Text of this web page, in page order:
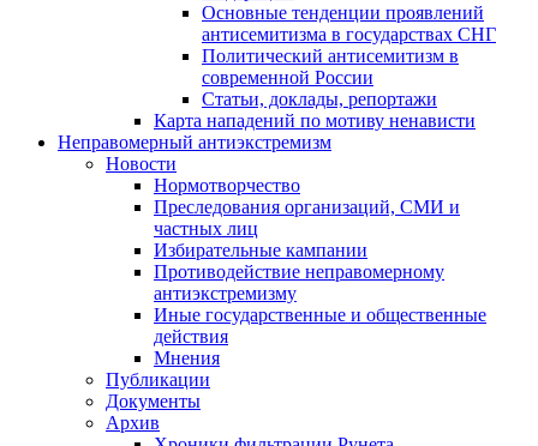
Основные тенденции проявлений
антисемитизма в государствах СНГ
Политический антисемитизм в
современной России
Статьи, доклады, репортажи
Карта нападений по мотиву ненависти
Неправомерный антиэкстремизм
Новости
Нормотворчество
Преследования организаций, СМИ и
частных лиц
Избирательные кампании
Противодействие неправомерному
антиэкстремизму
Иные государственные и общественные
действия
Мнения
Публикации
Документы
Архив